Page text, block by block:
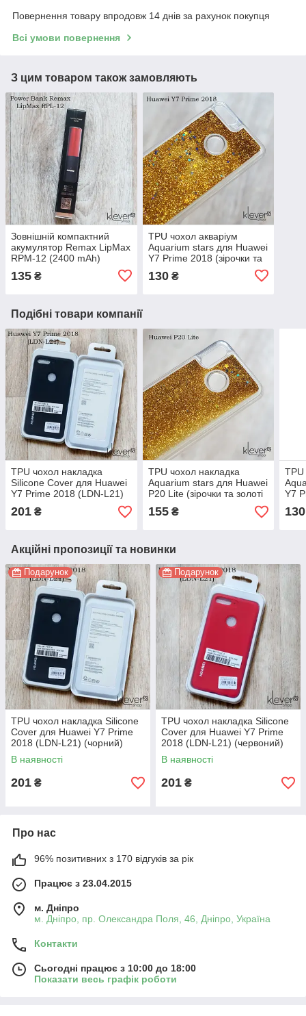
Повернення товару впродовж 14 днів за рахунок покупця
Всі умови повернення
З цим товаром також замовляють
Зовнішній компактний
акумулятор Remax LipMax
RPM-12 (2400 mAh)
135 ₴
TPU чохол акваріум
Aquarium stars для Huawei
Y7 Prime 2018 (зірочки та
130₴
Подібні товари компанії
TPU чохол накладка
Silicone Cover для Huawei
Y7 Prime 2018 (LDN-L21)
(чорний)
201 ₴
TPU чохол накладка
Aquarium stars для Huawei
P20 Lite (зірочки та золоті
блискітки)
155₴
TPU
Y7
130
Акційні пропозиції та новинки
Подарунок
TPU чохол накладка Silicone
Cover для Huawei Y7 Prime
2018 (LDN-L21) (чорний)
В наявності
201 ₴
Подарунок
TPU чохол накладка Silicone
Cover для Huawei Y7 Prime
2018 (LDN-L21) (червоний)
В наявності
201 ₴
Про нас
96% позитивних з 170 відгуків за рік
Працює з 23.04.2015
м. Дніпро
м. Дніпро, пр. Олександра Поля, 46, Дніпро, Україна
Контакти
Сьогодні працює з 10:00 до 18:00
Показати весь графік роботи